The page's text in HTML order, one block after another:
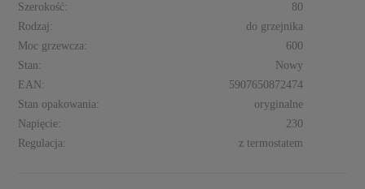
Szerokość:
80
Rodzaj:
do grzejnika
Moc grzewcza:
600
Stan:
Nowy
EAN:
5907650872474
Stan opakowania:
oryginalne
Napięcie:
230
Regulacja:
z termostatem